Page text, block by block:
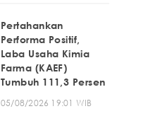
Pertahankan
Performa Positif,
Laba Usaha Kimia
Farma (KAEF)
Tumbuh 111,3 Persen
05/08/2026 19:01 WIB